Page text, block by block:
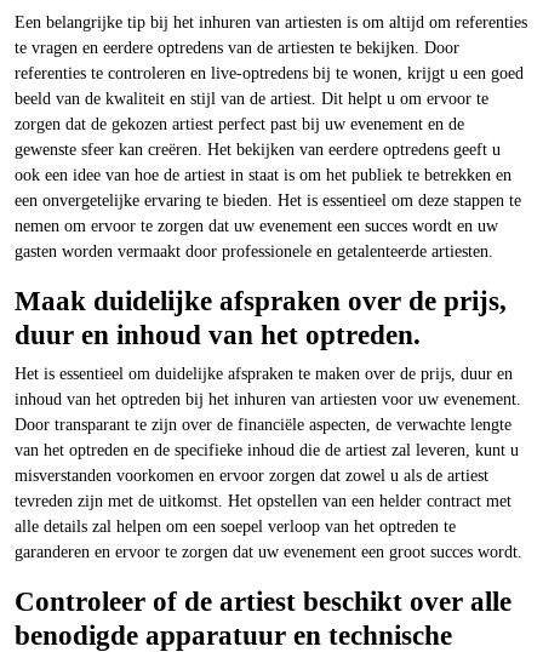
Een belangrijke tip bij het inhuren van artiesten is om altijd om referenties
te vragen en eerdere optredens van de artiesten te bekijken. Door
referenties te controleren en live-optredens bij te wonen, krijgt u een goed
beeld van de kwaliteit en stijl van de artiest. Dit helpt u om ervoor te
zorgen dat de gekozen artiest perfect past bij uw evenement en de
gewenste sfeer kan creëren. Het bekijken van eerdere optredens geeft u
ook een idee van hoe de artiest in staat is om het publiek te betrekken en
een onvergetelijke ervaring te bieden. Het is essentieel om deze stappen te
nemen om ervoor te zorgen dat uw evenement een succes wordt en uw
gasten worden vermaakt door professionele en getalenteerde artiesten.
Maak duidelijke afspraken over de prijs,
duur en inhoud van het optreden.
Het is essentieel om duidelijke afspraken te maken over de prijs, duur en
inhoud van het optreden bij het inhuren van artiesten voor uw evenement.
Door transparant te zijn over de financiële aspecten, de verwachte lengte
van het optreden en de specifieke inhoud die de artiest zal leveren, kunt u
misverstanden voorkomen en ervoor zorgen dat zowel u als de artiest
tevreden zijn met de uitkomst. Het opstellen van een helder contract met
alle details zal helpen om een soepel verloop van het optreden te
garanderen en ervoor te zorgen dat uw evenement een groot succes wordt.
Controleer of de artiest beschikt over alle
benodigde apparatuur en technische